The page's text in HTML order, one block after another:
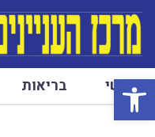
פתח סרגל נגישות
ראשי בריאות